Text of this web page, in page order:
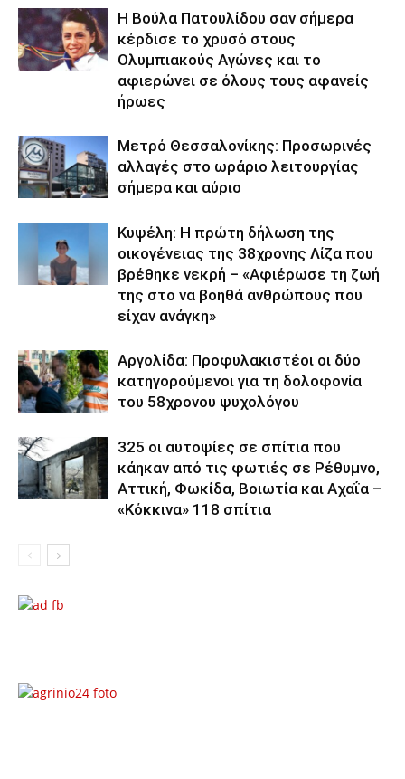
Η Βούλα Πατουλίδου σαν σήμερα
κέρδισε το χρυσό στους
Ολυμπιακούς Αγώνες και το
αφιερώνει σε όλους τους αφανείς
ήρωες
Μετρό Θεσσαλονίκης: Προσωρινές
αλλαγές στο ωράριο λειτουργίας
σήμερα και αύριο
Κυψέλη: Η πρώτη δήλωση της
οικογένειας της 38χρονης Λίζα που
βρέθηκε νεκρή – «Αφιέρωσε τη ζωή
της στο να βοηθά ανθρώπους που
είχαν ανάγκη»
Αργολίδα: Προφυλακιστέοι οι δύο
κατηγορούμενοι για τη δολοφονία
του 58χρονου ψυχολόγου
325 οι αυτοψίες σε σπίτια που
κάηκαν από τις φωτιές σε Ρέθυμνο,
Αττική, Φωκίδα, Βοιωτία και Αχαΐα –
«Κόκκινα» 118 σπίτια